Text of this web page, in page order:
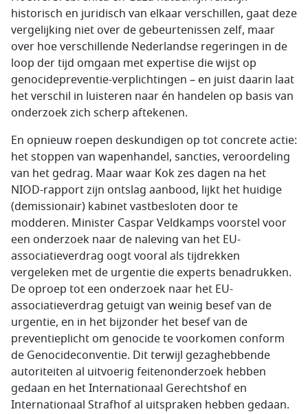
historisch en juridisch van elkaar verschillen, gaat deze
vergelijking niet over de gebeurtenissen zelf, maar
over hoe verschillende Nederlandse regeringen in de
loop der tijd omgaan met expertise die wijst op
genocidepreventie-verplichtingen – en juist daarin laat
het verschil in luisteren naar én handelen op basis van
onderzoek zich scherp aftekenen.
En opnieuw roepen deskundigen op tot concrete actie:
het stoppen van wapenhandel, sancties, veroordeling
van het gedrag. Maar waar Kok zes dagen na het
NIOD-rapport zijn ontslag aanbood, lijkt het huidige
(demissionair) kabinet vastbesloten door te
modderen. Minister Caspar Veldkamps voorstel voor
een onderzoek naar de naleving van het EU-
associatieverdrag oogt vooral als tijdrekken
vergeleken met de urgentie die experts benadrukken.
De oproep tot een onderzoek naar het EU-
associatieverdrag getuigt van weinig besef van de
urgentie, en in het bijzonder het besef van de
preventieplicht om genocide te voorkomen conform
de Genocideconventie. Dit terwijl gezaghebbende
autoriteiten al uitvoerig feitenonderzoek hebben
gedaan en het Internationaal Gerechtshof en
Internationaal Strafhof al uitspraken hebben gedaan.